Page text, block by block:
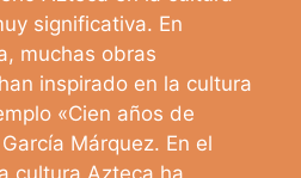
significativa. En
muchas obras
inspirado en la cultura
«Cien años de
Márquez. En el
cultura Azteca ha